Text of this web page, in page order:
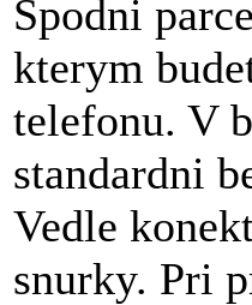
Spodni
kterym
telefonu. V
standardni
Vedle
snurky. Pri